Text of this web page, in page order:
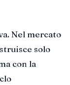
Nel mercato
solo
con la